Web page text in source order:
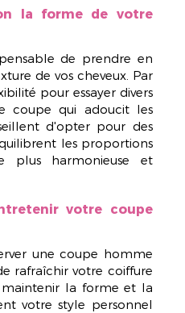
la forme de votre
de prendre en
de vos cheveux. Par
pour essayer divers
coupe qui adoucit les
d'opter pour des
les proportions
plus harmonieuse et
votre coupe
unecoupe homme
rafraîchir votre coiffure
la forme et la
votre style personnel